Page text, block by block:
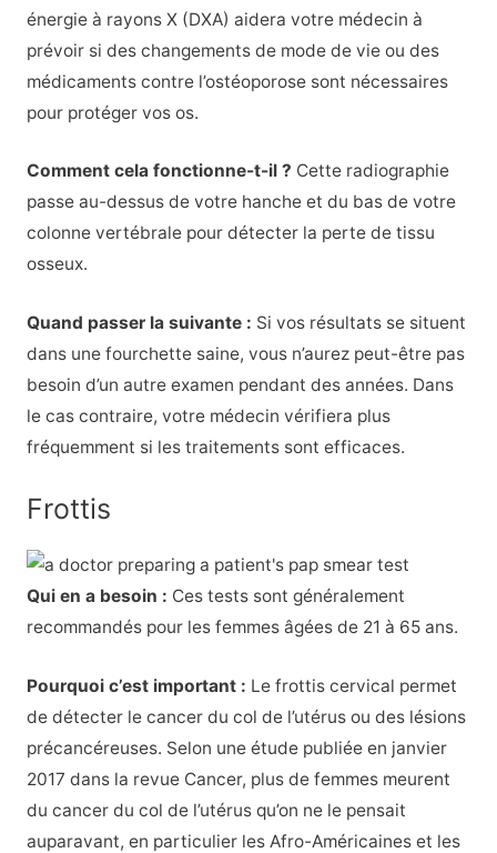
énergie à rayons X (DXA) aidera votre médecin à
prévoir si des changements de mode de vie ou des
médicaments contre l’ostéoporose sont nécessaires
pour protéger vos os.
Comment cela fonctionne-t-il ? Cette radiographie
passe au-dessus de votre hanche et du bas de votre
colonne vertébrale pour détecter la perte de tissu
osseux.
Quand passer la suivante : Si vos résultats se situent
dans une fourchette saine, vous n’aurez peut-être pas
besoin d’un autre examen pendant des années. Dans
le cas contraire, votre médecin vérifiera plus
fréquemment si les traitements sont efficaces.
Frottis
Qui en a besoin : Ces tests sont généralement
recommandés pour les femmes âgées de 21 à 65 ans.
Pourquoi c’est important : Le frottis cervical permet
de détecter le cancer du col de l’utérus ou des lésions
précancéreuses. Selon une étude publiée en janvier
2017 dans la revue Cancer, plus de femmes meurent
du cancer du col de l’utérus qu’on ne le pensait
auparavant, en particulier les Afro-Américaines et les